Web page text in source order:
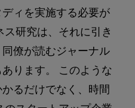
ィを実施する必要が
研究は、それに引き
僚が読むジャーナル
ります。 このような
るだけでなく、時間